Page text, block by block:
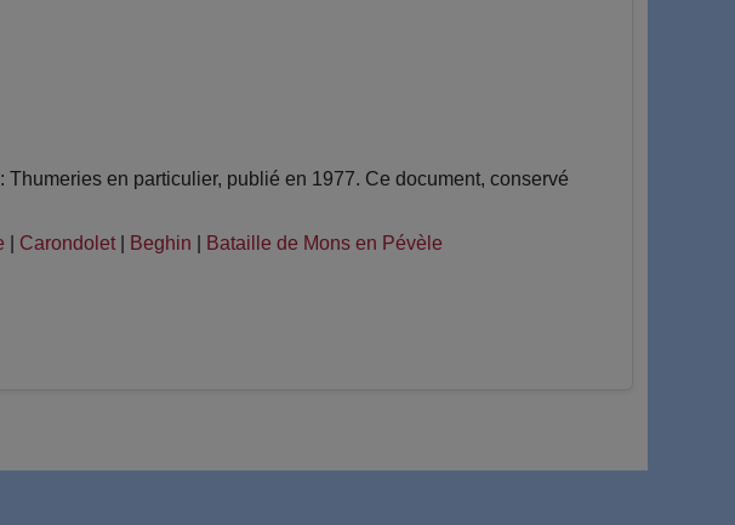
en particulier, publié en 1977. Ce document, conservé
Carondolet Beghin
Bataille de Mons en Pévèle